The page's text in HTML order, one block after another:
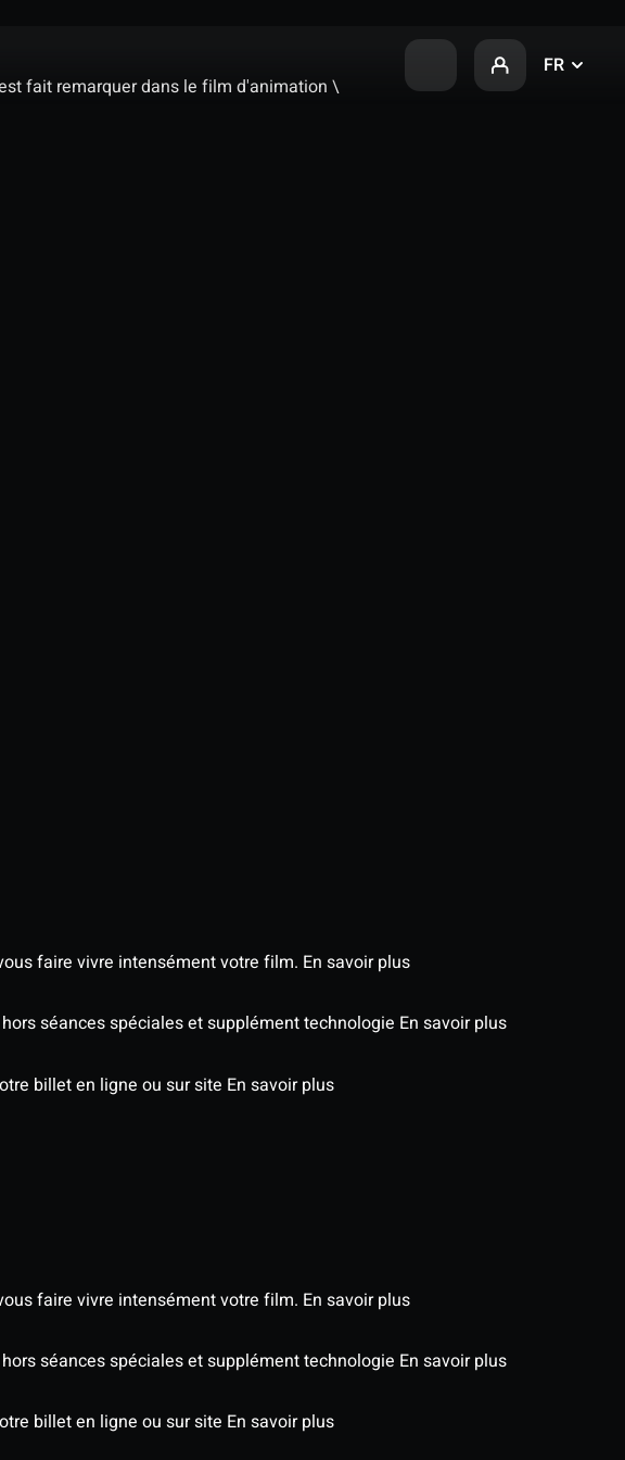
FR
fait remarquer dans le film d'animation \
faire vivre intensément votre film. En savoir plus
séances spéciales et supplément technologie En savoir plus
billet en ligne ou sur site En savoir plus
faire vivre intensément votre film. En savoir plus
séances spéciales et supplément technologie En savoir plus
billet en ligne ou sur site En savoir plus